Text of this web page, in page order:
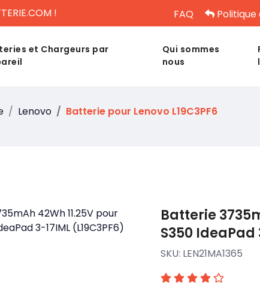
! FAQ
et Chargeurs par
Qui sommes
nous
Lenovo Batterie pour Lenovo L19C3PF6
Batterie
S350 IdeaPad
SKU: LEN21MA1365